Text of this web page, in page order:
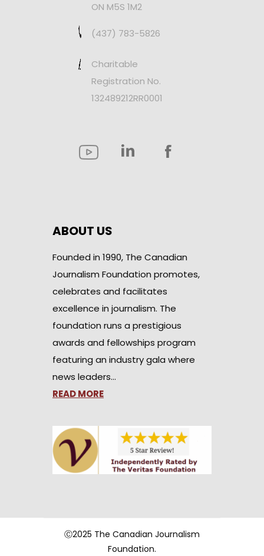
ON M5S 1M2
(437) 783-5826
Charitable
Registration No.
132489212RR0001
ABOUT US
Founded in 1990, The Canadian
Journalism Foundation promotes,
celebrates and facilitates
excellence in journalism. The
foundation runs a prestigious
awards and fellowships program
featuring an industry gala where
news leaders…
READ MORE
Ⓒ2025 The Canadian Journalism
Foundation.